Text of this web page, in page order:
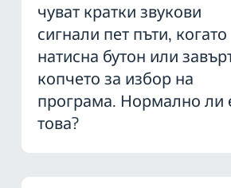
чуват кратки звукови
сигнали пет пъти, когато
натисна бутон или
копчето за избор на
програма. Нормално ли
това?